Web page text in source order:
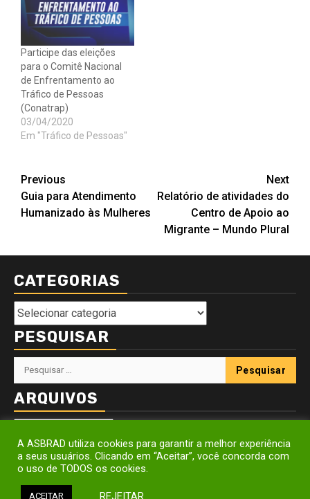
Participe das eleições
para o Comitê Nacional
de Enfrentamento ao
Tráfico de Pessoas
(Conatrap)
03/04/2020
Em "Tráfico de Pessoas"
Post
navigation
Previous
Guia para Atendimento
Humanizado às Mulheres
Next
Relatório de atividades do
Centro de Apoio ao
Migrante – Mundo Plural
CATEGORIAS
Categorias
PESQUISAR
Pesquisar
por:
ARQUIVOS
Infância e da Juventude ® Todos os direitos reservados
A ASBRAD utiliza cookies para garantir a melhor experiência
a seus usuários. Clicando em “Aceitar”, você concorda com
o uso de TODOS os cookies.
ACEITAR REJEITAR